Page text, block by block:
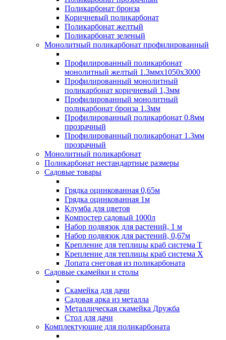
Поликарбонат бронза
Коричневый поликарбонат
Поликарбонат желтый
Поликарбонат зеленый
Монолитный поликарбонат профилированный
Профилированный поликарбонат
монолитный желтый 1.3ммх1050х3000
Профилированный монолитный
поликарбонат коричневый 1,3мм
Профилированный монолитный
поликарбонат бронза 1.3мм
Профилированный поликарбонат 0.8мм
прозрачный
Профилированный поликарбонат 1.3мм
прозрачный
Монолитный поликарбонат
Поликарбонат нестандартные размеры
Садовые товары
Грядка оцинкованная 0,65м
Грядка оцинкованная 1м
Клумба для цветов
Компостер садовый 1000л
Набор подвязок для растений, 1 м
Набор подвязок для растений, 0,67м
Крепление для теплицы краб система Т
Крепление для теплицы краб система Х
Лопата снеговая из поликарбоната
Садовые скамейки и столы
Скамейка для дачи
Садовая арка из металла
Металлическая скамейка Дружба
Стол для дачи
Комплектующие для поликарбоната